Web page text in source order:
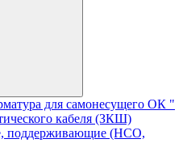
для самонесущего ОК "
кабеля (ЗКШ)
поддерживающие (НСО,